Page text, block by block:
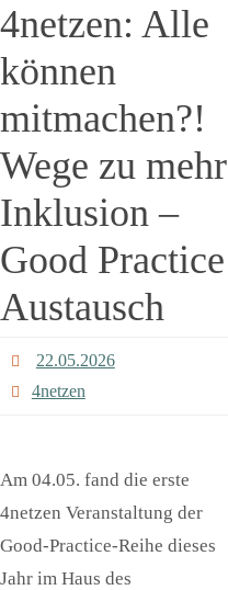
4netzen: Alle
können
mitmachen?!
Wege zu mehr
Inklusion –
Good Practice
Austausch
22.05.2026
4netzen
Am 04.05. fand die erste
4netzen Veranstaltung der
Good-Practice-Reihe dieses
Jahr im Haus des